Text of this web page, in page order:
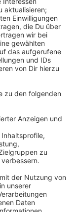
auch an
Schulleiter
auch jeder
begabt
„Weil mir
ist, wollte ich
Manuel Franke.